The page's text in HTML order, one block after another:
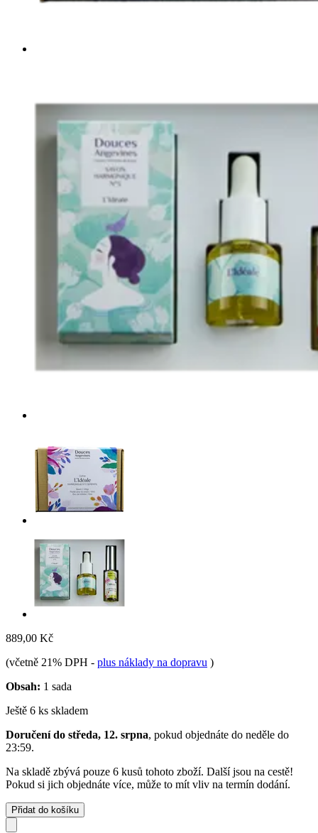
889,00 Kč
(včetně 21% DPH - plus náklady na dopravu )
Obsah: 1 sada
Ještě 6 ks skladem
Doručení do středa, 12. srpna, pokud objednáte do neděle do
23:59.
Na skladě zbývá pouze 6 kusů tohoto zboží. Další jsou na cestě!
Pokud si jich objednáte více, může to mít vliv na termín dodání.
Přidat do košíku